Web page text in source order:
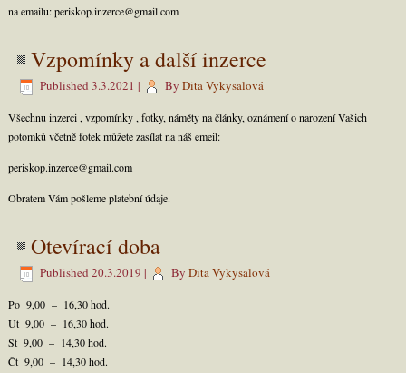
na emailu: periskop.inzerce@gmail.com
Vzpomínky a další inzerce
Published 3.3.2021 | By Dita Vykysalová
Všechnu inzerci , vzpomínky , fotky, náměty na články, oznámení o narození Vašich
potomků včetně fotek můžete zasílat na náš emeil:
periskop.inzerce@gmail.com
Obratem Vám pošleme platební údaje.
Otevírací doba
Published 20.3.2019 | By Dita Vykysalová
Po 9,00 – 16,30 hod.
Út 9,00 – 16,30 hod.
St 9,00 – 14,30 hod.
Čt 9,00 – 14,30 hod.